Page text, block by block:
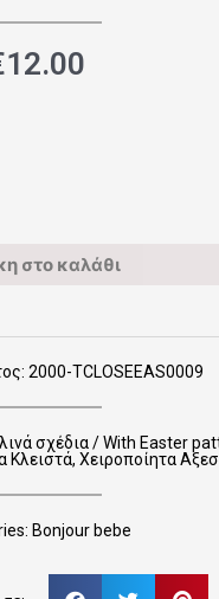
12.00
στο καλάθι
2000-TCLOSEEAS0009
σχέδια / With Easter
Κλειστά, Χειροποίητα
Bonjour bebe